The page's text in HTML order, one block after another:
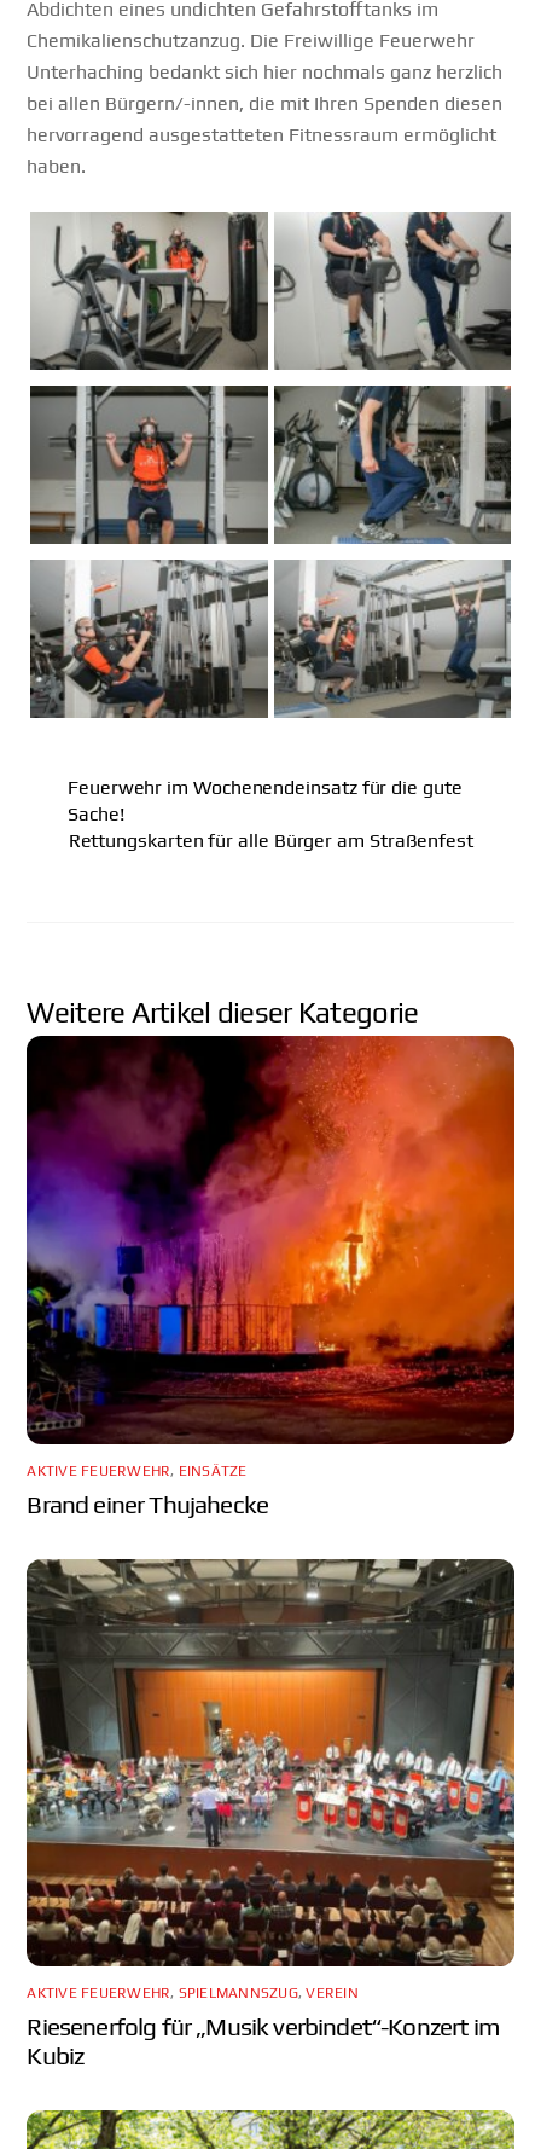
Abdichten eines undichten Gefahrstofftanks im
Chemikalienschutzanzug. Die Freiwillige Feuerwehr
Unterhaching bedankt sich hier nochmals ganz herzlich
bei allen Bürgern/-innen, die mit Ihren Spenden diesen
hervorragend ausgestatteten Fitnessraum ermöglicht
haben.
Feuerwehr im Wochenendeinsatz für die gute
Sache!
Rettungskarten für alle Bürger am Straßenfest
AKTIVE FEUERWEHR, EINSÄTZE
Brand einer Thujahecke
AKTIVE FEUERWEHR, SPIELMANNSZUG,VEREIN
Riesenerfolg für „Musik verbindet“-Konzert im
Kubiz